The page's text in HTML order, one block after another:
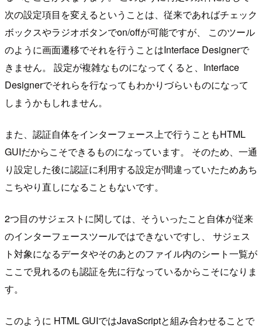
次の設定項目を変えるということは、従来であればチェック
ボックスやラジオボタンでon/offが可能ですが、 このツール
のように画面遷移でそれを行うことはInterface Designerで
きません。 設定が複雑なものになってくると、Interface
Designerでそれらを行なってもわかりづらいものになって
しまうかもしれません。
また、認証自体をインターフェース上で行うこともHTML
GUIだからこそできるものになっています。 そのため、一通
り設定した後に認証に利用する設定が間違っていたためあち
こちやり直しになることもないです。
2つ目のサジェストに関しては、そういったこと自体が従来
のインターフェースツールではできないですし、 サジェス
ト対象になるデータやそのあとのファイル内のシート一覧が
ここで見れるのも認証を先に行なっているからこそになりま
す。
このように HTML GUIではJavaScriptと組み合わせることで